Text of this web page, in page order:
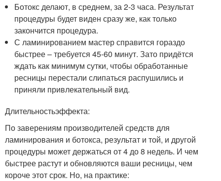
Ботокс делают, в среднем, за 2-3 часа. Результат
процедуры будет виден сразу же, как только
закончится процедура.
С ламинированием мастер справится гораздо
быстрее – требуется 45-60 минут. Зато придётся
ждать как минимум сутки, чтобы обработанные
ресницы перестали слипаться распушились и
приняли привлекательный вид.
Длительностьэффекта:
По заверениям производителей средств для
ламинирования и ботокса, результат и той, и другой
процедуры может держаться от 4 до 8 недель. И чем
быстрее растут и обновляются ваши ресницы, чем
короче этот срок. Но, на практике: